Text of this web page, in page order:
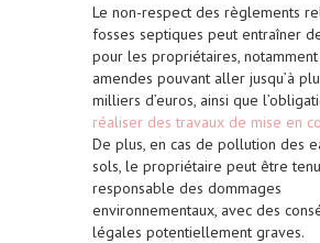
Le non-respect des règlements
fosses septiques peut entraîner
pour les propriétaires,
amendes pouvant aller jusqu’à
milliers d’euros, ainsi que
réaliser des travaux de mise en
De plus, en cas de pollution des
sols, le propriétaire peut être tenu
responsable des dommages
environnementaux, avec des
légales potentiellement graves.